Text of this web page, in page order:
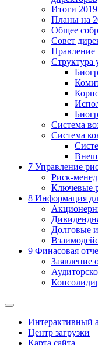
Итоги 2019
Планы на
Общее
Совет
Правление
Структура
Система
Система
7 Управление
Риск-
Ключевые
8 Информация
Долговые
9 Финасовая
Заявление
Интерактивный
Центр загрузки
Карта сайта